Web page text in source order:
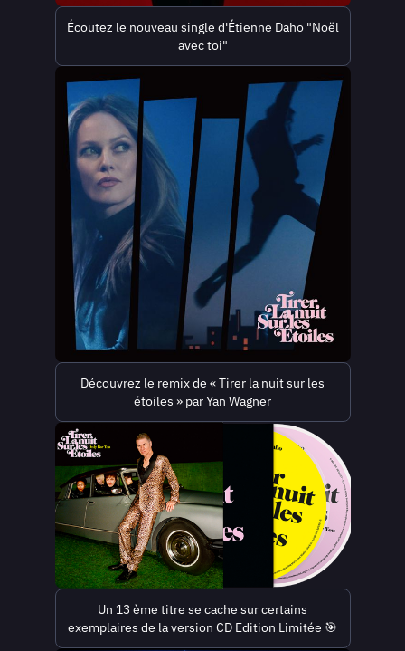
Écoutez le nouveau single d'Étienne Daho "Noël
avec toi"
Découvrez le remix de « Tirer la nuit sur les
étoiles » par Yan Wagner
Un 13 ème titre se cache sur certains
exemplaires de la version CD Edition Limitée 🎯